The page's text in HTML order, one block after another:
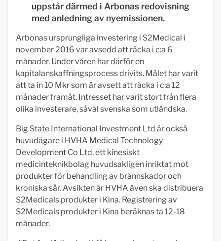
uppstår därmed i Arbonas redovisning
med anledning av nyemissionen.
Arbonas ursprungliga investering i S2Medical i
november 2016 var avsedd att räcka i c:a 6
månader. Under våren har därför en
kapitalanskaffningsprocess drivits. Målet har varit
att ta in 10 Mkr som är avsett att räcka i c:a 12
månader framåt. Intresset har varit stort från flera
olika investerare, såväl svenska som utländska.
Big State International Investment Ltd är också
huvudägare i HVHA Medical Technology
Development Co Ltd, ett kinesiskt
medicinteknikbolag huvudsakligen inriktat mot
produkter för behandling av brännskador och
kroniska sår. Avsikten är HVHA även ska distribuera
S2Medicals produkter i Kina. Registrering av
S2Medicals produkter i Kina beräknas ta 12-18
månader.